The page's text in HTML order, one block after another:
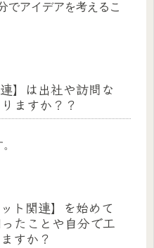
でアイデアを考えるこ
】は出社や訪問な
ますか？？
ト関連】を始めて
たことや自分で工
すか？